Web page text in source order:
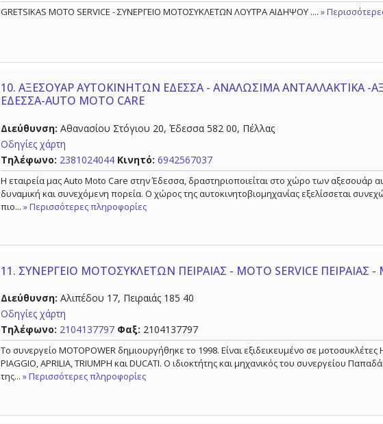
GRETSIKAS MOTO SERVICE - ΣΥΝΕΡΓΕΙΟ ΜΟΤΟΣΥΚΛΕΤΩΝ ΛΟΥΤΡΑ ΑΙΔΗΨΟΥ .... »
10. ΑΞΕΣΟΥΑΡ ΑΥΤΟΚΙΝΗΤΩΝ ΕΔΕΣΣΑ - ΑΝΑΛΩΣΙΜΑ ΑΝΤΑΛΛΑΚΤΙΚΑ
ΕΔΕΣΣΑ-AUTO MOTO CARE
Διεύθυνση: Αθανασίου Στόγιου 20, Έδεσσα 582 00, Πέλλας
Οδηγίες χάρτη
Τηλέφωνο: 2381024044 Κινητό: 6942567037
Η εταιρεία μας Auto Moto Care στην Έδεσσα, δραστηριοποιείται στο χώρο των αξεσουάρ
δυναμική και συνεχόμενη πορεία. Ο χώρος της αυτοκινητοβιομηχανίας εξελίσσεται
πιο... » Περισσότερες πληροφορίες
11. ΣΥΝΕΡΓΕΙΟ ΜΟΤΟΣΥΚΛΕΤΩΝ ΠΕΙΡΑΙΑΣ - MOTO SERVICE ΠΕΙΡΑΙΑΣ -
Διεύθυνση: Αλιπέδου 17, Πειραιάς 185 40
Οδηγίες χάρτη
Τηλέφωνο: 2104137797 Φαξ: 2104137797
Το συνεργείο MOTOPOWER δημιουργήθηκε το 1998. Είναι εξιδεικευμένο σε μοτοσυκλέτες
PIAGGIO, APRILIA, TRIUMPH και DUCATI. Ο ιδιοκτήτης και μηχανικός του συνεργείου
της... » Περισσότερες πληροφορίες